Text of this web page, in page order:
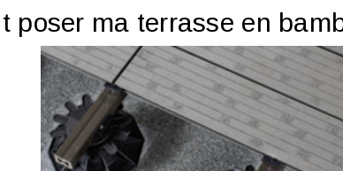
poser ma terrasse en